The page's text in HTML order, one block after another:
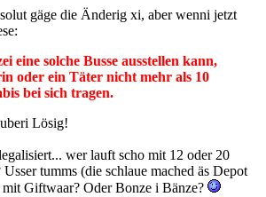
gäge die Änderig xi, aber wenni jetzt
eine solche Busse ausstellen kann,
oder ein Täter nicht mehr als 10
bei sich tragen.
Lösig!
wer lauft scho mit 12 oder 20
tumms (die schlaue mached äs Depot
Giftwaar? Oder Bonze i Bänze?